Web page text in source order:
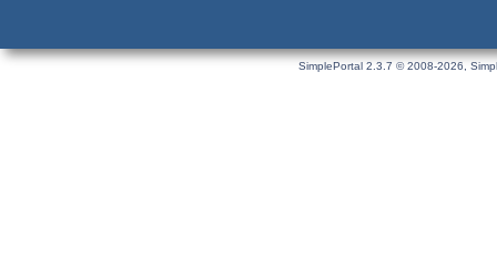
SimplePortal 2.3.7 © 2008-2026,